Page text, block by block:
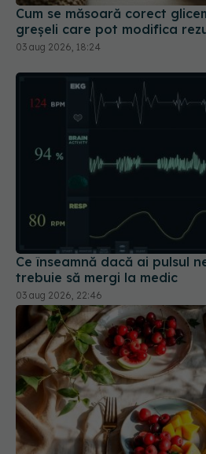
Cum se măsoară corect
greșeli care pot modifica
03 aug 2026, 18:24
Ce înseamnă dacă ai pulsul
trebuie să mergi la medic
03 aug 2026, 22:46